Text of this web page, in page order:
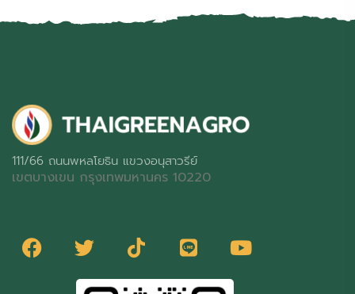
111/66 ถนนพหลโยธิน แขวงอนุสาวรีย์
เขตบางเขน กรุงเทพมหานคร 10220